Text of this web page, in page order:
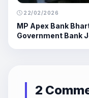
22/02/2026
MP Apex Bank
Government Bank
2